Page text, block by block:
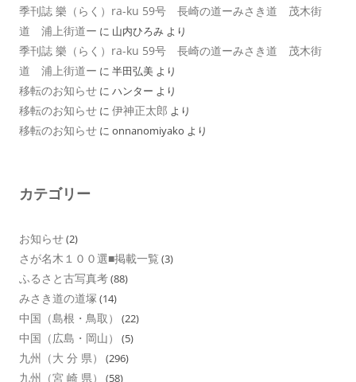
季刊誌 樂（らく）ra-ku 59号 長崎の道ーみさき道 茂木街
道 浦上街道ー に 山内ひろみ より
季刊誌 樂（らく）ra-ku 59号 長崎の道ーみさき道 茂木街
道 浦上街道ー に 半田弘美 より
移転のお知らせ に ハンター より
移転のお知らせ に 伊神正太郎 より
移転のお知らせ に onnanomiyako より
カテゴリー
お知らせ(2)
さが名木１００選■掲載一覧 (3)
ふるさと古写真考(88)
みさき道の道塚 (14)
中国（島根・鳥取） (22)
中国（広島・岡山） (5)
九州（大 分 県） (296)
九州（宮 崎 県） (58)